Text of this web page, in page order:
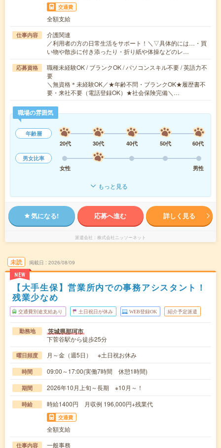
交通費
全額支給
仕事内容
介護関連
／利用者の方の日常生活をサポート！＼▽具体的には…・買
い物や散歩に付き添ったり・折り紙や体操などのレ…
応募資格
職種未経験OK / ブランクOK / パソコンスキル不要 / 英語力不
要
＼無資格＊未経験OK／★年齢不問・ブランクOK★履歴書不
要・来社不要（電話登録OK）★社会保険完備＼…
職場の雰囲気
年齢層
20代
30代 40代 50代
60代
男女比率
女性
男性
もっと見る
気になる! 応募へ進む 詳しく見る
派遣会社 株式会社ニッソーネット
未読
NEW
掲載日 2026/08/09
【大手生保】営業所内での事務アシスタント！
残業少なめ
交通費別途支給あり 土日祝日が休み WEB登録OK 紹介予定派遣
勤務地 茨城県那珂市
下菅谷駅から徒歩25分
曜日頻度 月～金（週5日） ※土日祝お休み
時間 09:00～17:00(実働7時間 休憩1時間)
期間 2026年10月上旬～長期 ※10月～！
時給 時給1400円 月収例 196,000円+残業代
交通費
全額支給
仕事内容 一般事務